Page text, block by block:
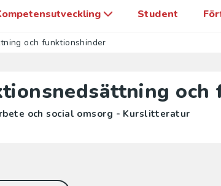
Student
och funktionshinder
och social omsorg - Kurslitteratur